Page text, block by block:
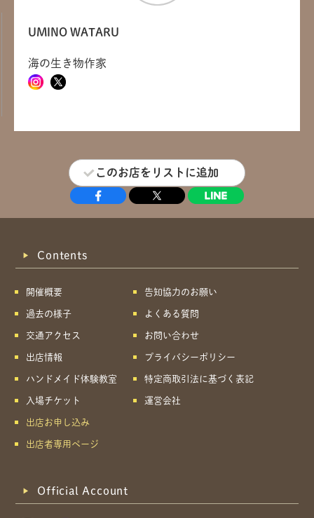
UMINO WATARU
海の生き物作家
このお店をリストに追加
Contents
開催概要
過去の様子
交通アクセス
出店情報
ハンドメイド体験教室
入場チケット
出店お申し込み
出店者専用ページ
告知協力のお願い
よくある質問
お問い合わせ
プライバシーポリシー
特定商取引法に基づく表記
運営会社
Official Account